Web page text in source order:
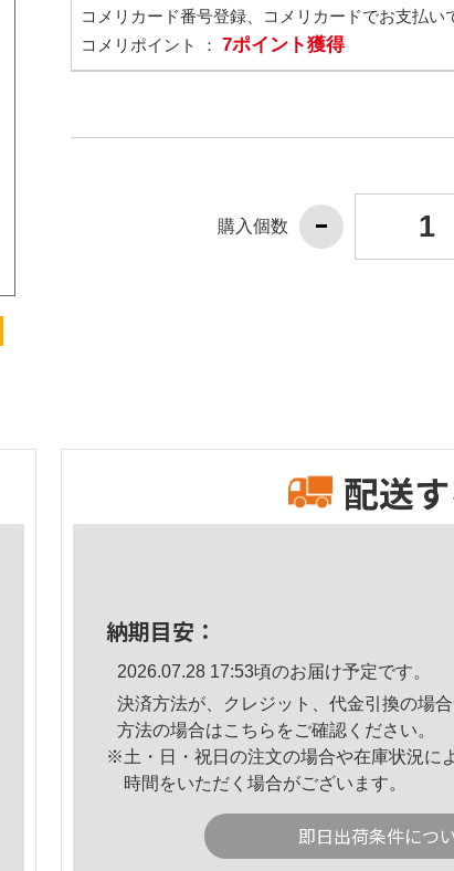
コメリカード番号登録、コメリカードでお支払い
コメリポイント ： 7ポイント獲得
購入個数
配送
納期目安：
2026.07.28 17:53頃のお届け予定です。
決済方法が、クレジット、代金引換の場
方法の場合はこちら をご確認ください。
※土・日・祝日の注文の場合や在庫状況に
時間をいただく場合がございます。
即日出荷条件につ